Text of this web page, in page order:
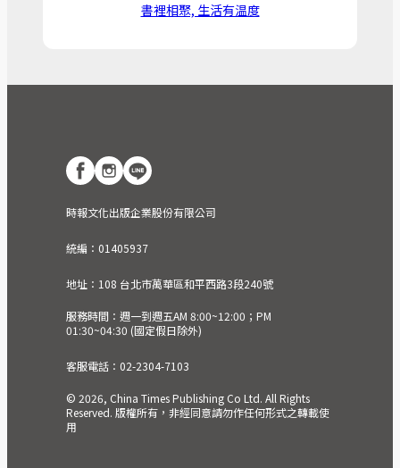
書裡相聚, 生活有温度
時報文化出版企業股份有限公司
統編：01405937
地址：108 台北市萬華區和平西路3段240號
服務時間：週一到週五AM 8:00~12:00；PM
01:30~04:30 (國定假日除外)
客服電話：02-2304-7103
© 2026, China Times Publishing Co Ltd. All Rights
Reserved. 版權所有，非經同意請勿作任何形式之轉載使
用